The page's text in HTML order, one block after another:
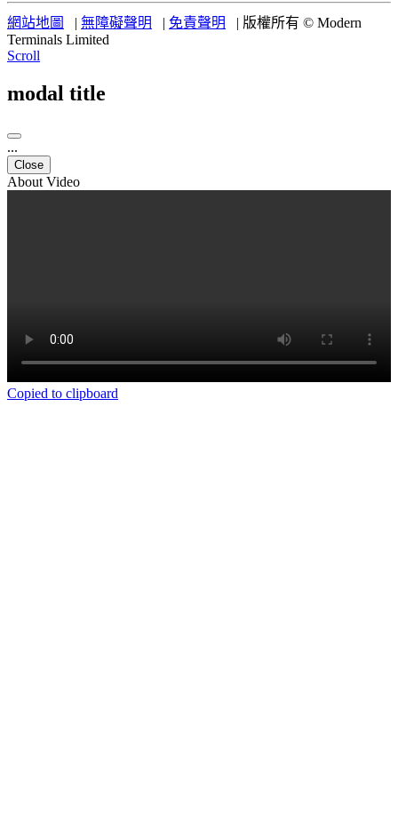
網站地圖 | 無障礙聲明 | 免責聲明 | 版權所有 © Modern
Terminals Limited
Scroll
modal title
...
Close
About Video
Copied to clipboard